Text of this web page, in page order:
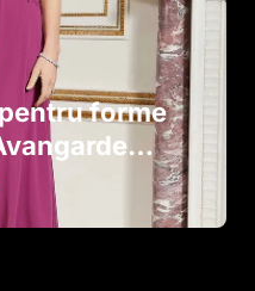
forme
și rafinament